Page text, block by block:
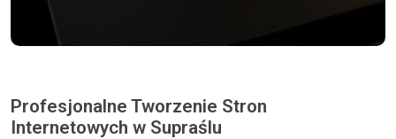
Profesjonalne Tworzenie Stron
Internetowych w Supraślu